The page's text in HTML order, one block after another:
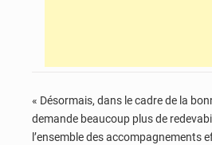
« Désormais, dans le cadre de la
demande beaucoup plus de
l’ensemble des accompagnements